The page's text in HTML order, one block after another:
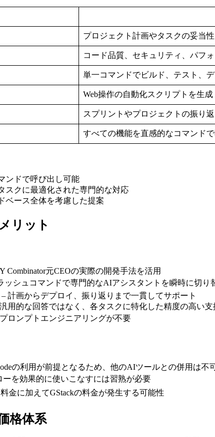
プロジェクト計画やタスクの妥当
コード品質、セキュリティ、パフ
単一コマンドでビルド、テスト、
Web操作の自動化スクリプトを生
スプリントやプロジェクトの振り
すべての機能を直感的なコマンド
ンドで呼び出し可能
スクに最適化された専門的な対応
ベース全体を考慮した提案
リット
Combinator元CEOの実際の開発手法を活用
ッシュコマンドで専門的なAIアシスタントを瞬時に切り
– 計画からデプロイ、振り返りまで一貫してサポート
用的な回答ではなく、各タスクに特化した精度の高い支
ロンプトエンジニアリングが不要
の利用が前提となるため、他のAIツールとの併用は不
ーを効果的に使いこなすには習熟が必要
料金に加えてGStackの料金が発生する可能性
格体系